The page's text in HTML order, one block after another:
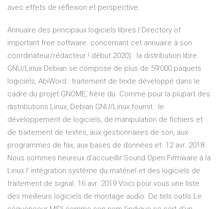
avec effets de réflexion et perspective.
Annuaire des principaux logiciels libres | Directory of
important free software. concernant cet annuaire à son
coordinateur/rédacteur ! début 2020) : la distribution libre
GNU/Linux Debian se compose de plus de 59'000 paquets
logiciels, AbiWord : traitement de texte développé dans le
cadre du projet GNOME, frère du Comme pour la plupart des
distributions Linux, Debian GNU/Linux fournit : le
développement de logiciels, de manipulation de fichiers et
de traitement de textes, aux gestionnaires de son, aux
programmes de fax, aux bases de données et 12 avr. 2018
Nous sommes heureux d'accueillir Sound Open Firmware à la
Linux l' intégration système du matériel et des logiciels de
traitement de signal. 16 avr. 2019 Voici pour vous une liste
des meilleurs logiciels de montage audio. De tels outils Le